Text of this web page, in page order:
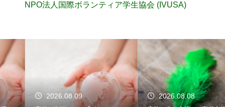
NPO法人国際ボランティア学生協会 (IVUSA)
2026.08.09 2026.08.08